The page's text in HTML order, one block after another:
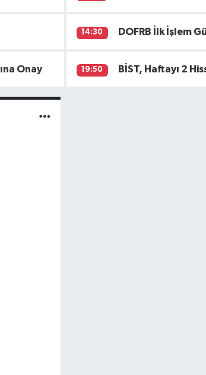
14:30 DOFRB İlk İşlem
Onay 19:50 BİST, Haftayı 2